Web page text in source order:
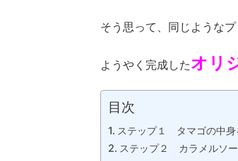
そう思って、同じような
ようやく完成したオリ
目次
ステップ１ タマゴの中身
ステップ２ カラメルソー